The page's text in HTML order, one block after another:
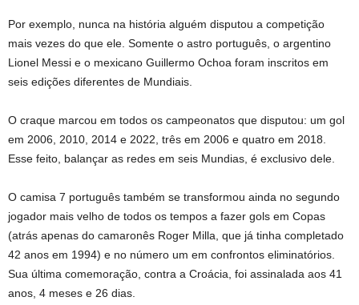
Por exemplo, nunca na história alguém disputou a competição
mais vezes do que ele. Somente o astro português, o argentino
Lionel Messi e o mexicano Guillermo Ochoa foram inscritos em
seis edições diferentes de Mundiais.
O craque marcou em todos os campeonatos que disputou: um gol
em 2006, 2010, 2014 e 2022, três em 2006 e quatro em 2018.
Esse feito, balançar as redes em seis Mundias, é exclusivo dele.
O camisa 7 português também se transformou ainda no segundo
jogador mais velho de todos os tempos a fazer gols em Copas
(atrás apenas do camaronês Roger Milla, que já tinha completado
42 anos em 1994) e no número um em confrontos eliminatórios.
Sua última comemoração, contra a Croácia, foi assinalada aos 41
anos, 4 meses e 26 dias.